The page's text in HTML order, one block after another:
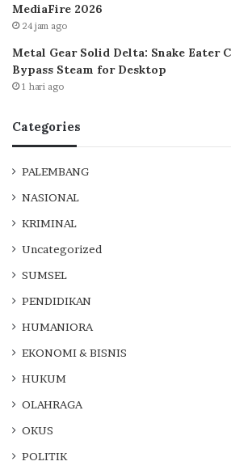
MediaFire 2026
24 jam ago
Metal Gear Solid Delta: Snake Eater
Bypass Steam for Desktop
1 hari ago
Categories
PALEMBANG
NASIONAL
KRIMINAL
Uncategorized
SUMSEL
PENDIDIKAN
HUMANIORA
EKONOMI & BISNIS
HUKUM
OLAHRAGA
OKUS
POLITIK